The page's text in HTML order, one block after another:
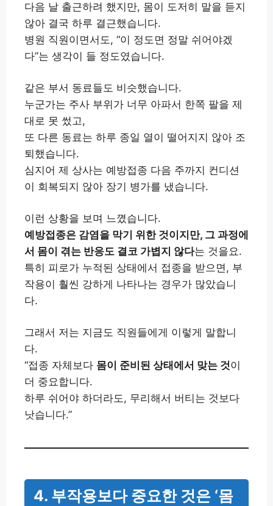
다음 날 출근하려 했지만, 몸이 도저히 말을 듣지
않아 결국 하루 결근했습니다.
병원 직원이면서도, “이 정도면 정말 쉬어야겠
다”는 생각이 들 정도였습니다.
같은 부서 동료들도 비슷했습니다.
누군가는 주사 부위가 너무 아파서 한쪽 팔을 제
대로 못 썼고,
또 다른 동료는 하루 종일 열이 떨어지지 않아 조
퇴했습니다.
심지어 제 상사는 예방접종 다음 주까지 컨디션
이 회복되지 않아 장기 병가를 냈습니다.
이런 상황을 보며 느꼈습니다.
예방접종은 감염을 막기 위한 것이지만, 그 과정에
서 몸이 겪는 반응도 결코 가볍지 않다는 것을요.
특히 피로가 누적된 상태에서 접종을 받으면, 부
작용이 훨씬 강하게 나타나는 경우가 많았습니
다.
그래서 저는 지금도 직원들에게 이렇게 말합니
다.
“접종 자체보다 몸이 준비된 상태에서 맞는 것이
더 중요합니다.
하루 쉬어야 하더라도, 무리해서 버티는 것보다
낫습니다.”
4. 부작용보다 중요한 것은 ‘몸